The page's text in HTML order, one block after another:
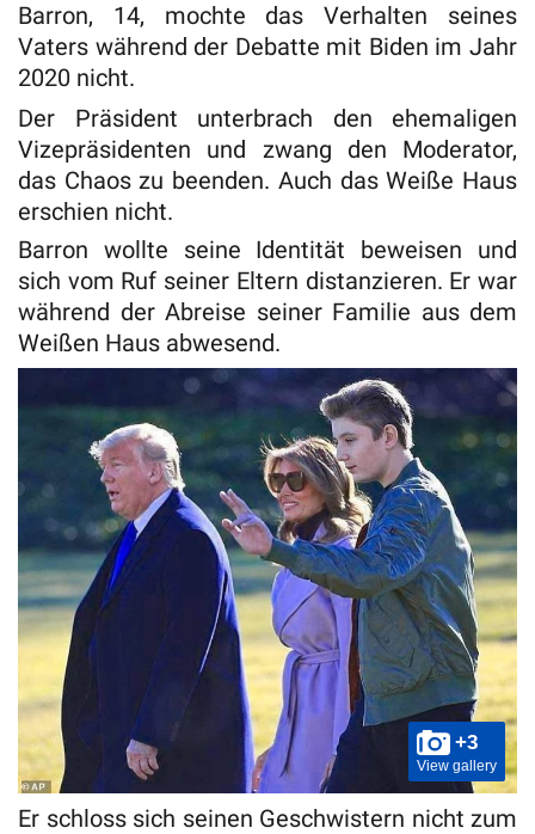
Barron, 14, mochte das Verhalten seines
Vaters während der Debatte mit Biden im Jahr
2020 nicht.
Der Präsident unterbrach den ehemaligen
Vizepräsidenten und zwang den Moderator,
das Chaos zu beenden. Auch das Weiße Haus
erschien nicht.
Barron wollte seine Identität beweisen und
sich vom Ruf seiner Eltern distanzieren. Er war
während der Abreise seiner Familie aus dem
Weißen Haus abwesend.
+3
View gallery
Er schloss sich seinen Geschwistern nicht zum